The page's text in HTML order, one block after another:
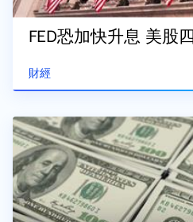
財經
FED恐加快升息 美股